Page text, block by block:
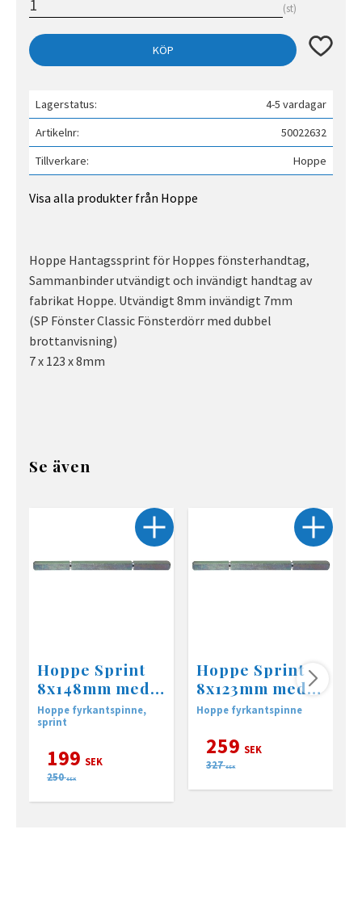
st
KÖP Lägg till
Lagerstatus
4-5 vardagar
Artikelnr
50022632
Tillverkare
Hoppe
Visa alla produkter från Hoppe
Hoppe Hantagssprint för Hoppes fönsterhandtag,
Sammanbinder utvändigt och invändigt handtag av
fabrikat Hoppe. Utvändigt 8mm invändigt 7mm
(SP Fönster Classic Fönsterdörr med dubbel
brottanvisning)
7 x 123 x 8mm
Se även
Hoppe Sprint
8x148mm med 2
brytspår
Hoppe fyrkantspinne,
sprint
199 SEK
250 SEK
Hoppe Sprint
8x123mm med 2
brytspår
Hoppe fyrkantspinne
259 SEK
327 SEK